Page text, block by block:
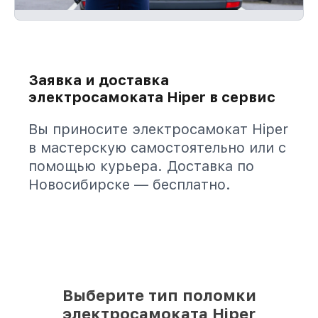
Заявка и доставка
электросамоката Hiper в сервис
Вы приносите электросамокат Hiper
в мастерскую самостоятельно или с
помощью курьера. Доставка по
Новосибирске — бесплатно.
Выберите тип поломки
электросамоката Hiper